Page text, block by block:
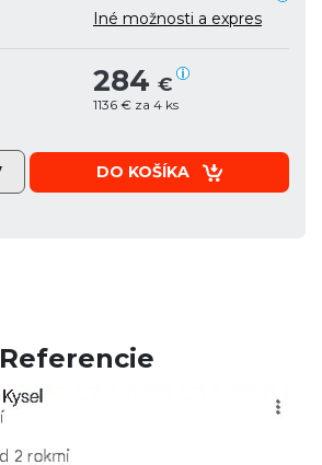
Iné možnosti a expres
284 €
1136 € za 4 ks
DO KOŠÍKA
Referencie